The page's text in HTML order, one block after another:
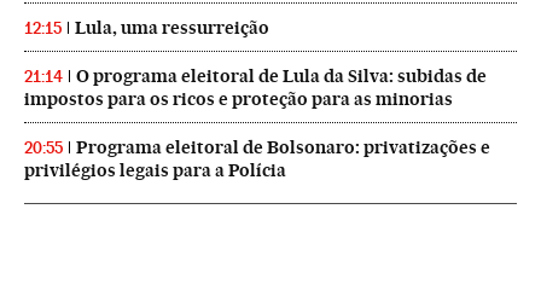
12:15 Lula, uma ressurreição
21:14
O programa eleitoral de Lula da Silva: subidas de
impostos para os ricos e proteção para as minorias
20:55
Programa eleitoral de Bolsonaro: privatizações e
privilégios legais para a Polícia